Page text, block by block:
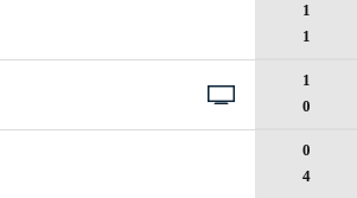
1
1
1
0
0
4